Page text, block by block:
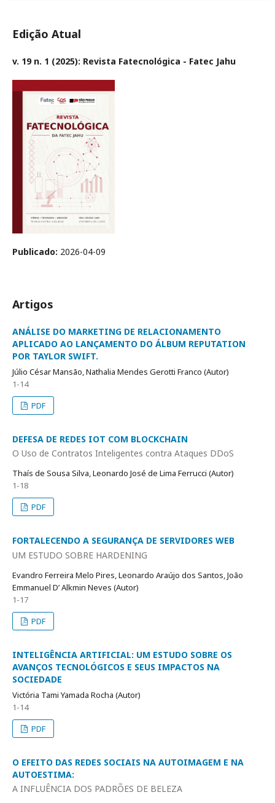
Edição Atual
v. 19 n. 1 (2025): Revista Fatecnológica - Fatec Jahu
Publicado: 2026-04-09
Artigos
ANÁLISE DO MARKETING DE RELACIONAMENTO
APLICADO AO LANÇAMENTO DO ÁLBUM REPUTATION
POR TAYLOR SWIFT.
Júlio César Mansão, Nathalia Mendes Gerotti Franco (Autor)
1-14
PDF
DEFESA DE REDES IOT COM BLOCKCHAIN
O Uso de Contratos Inteligentes contra Ataques DDoS
Thaís de Sousa Silva, Leonardo José de Lima Ferrucci (Autor)
1-18
PDF
FORTALECENDO A SEGURANÇA DE SERVIDORES WEB
UM ESTUDO SOBRE HARDENING
Evandro Ferreira Melo Pires, Leonardo Araújo dos Santos, João
Emmanuel D’ Alkmin Neves (Autor)
1-17
PDF
INTELIGÊNCIA ARTIFICIAL: UM ESTUDO SOBRE OS
AVANÇOS TECNOLÓGICOS E SEUS IMPACTOS NA
SOCIEDADE
Victória Tami Yamada Rocha (Autor)
1-14
PDF
O EFEITO DAS REDES SOCIAIS NA AUTOIMAGEM E NA
AUTOESTIMA:
A INFLUÊNCIA DOS PADRÕES DE BELEZA